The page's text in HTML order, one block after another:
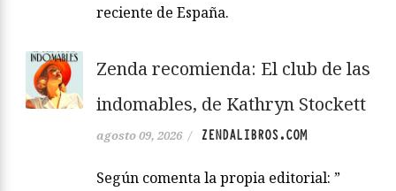
reciente de España.
Zenda recomienda: El club de las
indomables, de Kathryn Stockett
agosto 09, 2026 / ZENDALIBROS.COM
Según comenta la propia editorial: ”